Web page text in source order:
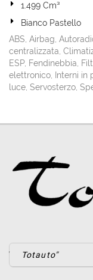
1.499 Cm³
Bianco Pastello
ABS, Airbag,
centralizzata,
ESP, Fendinebbia,
elettronico, Interni in
luce, Servosterzo,
Totauto